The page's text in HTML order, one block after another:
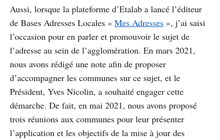
Aussi, lorsque la plateforme d’Etalab a lancé l’éditeur
de Bases Adresses Locales « Mes Adresses », j’ai saisi
l’occasion pour en parler et promouvoir le sujet de
l’adresse au sein de l’agglomération. En mars 2021,
nous avons rédigé une note afin de proposer
d’accompagner les communes sur ce sujet, et le
Président, Yves Nicolin, a souhaité engager cette
démarche. De fait, en mai 2021, nous avons proposé
trois réunions aux communes pour leur présenter
l’application et les objectifs de la mise à jour des